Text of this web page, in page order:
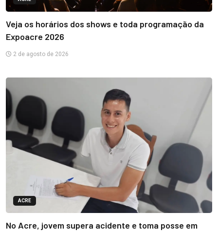
Veja os horários dos shows e toda programação da
Expoacre 2026
2 de agosto de 2026
ACRE
No Acre, jovem supera acidente e toma posse em